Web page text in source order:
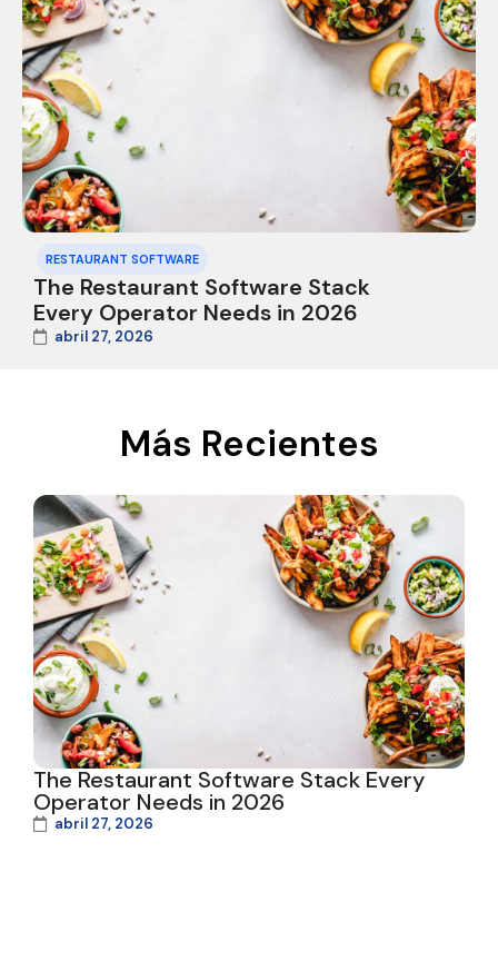
RESTAURANT SOFTWARE
The Restaurant Software Stack
Every Operator Needs in 2026
abril 27, 2026
Más Recientes
The Restaurant Software Stack Every
Operator Needs in 2026
abril 27, 2026